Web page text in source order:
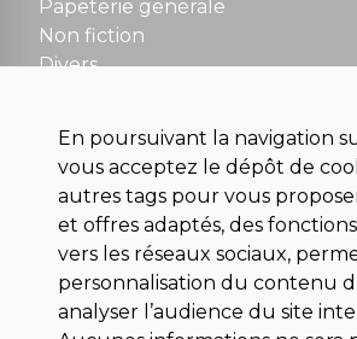
Papeterie generale
Non fiction
Divers
Para scolaire
Histoire
Pochoteque
Pleiade
En poursuivant la navigation
vous acceptez le dépôt de
autres tags pour vous
et offres adaptés, des
vers les réseaux sociaux,
personnalisation du contenu
analyser l’audience du site